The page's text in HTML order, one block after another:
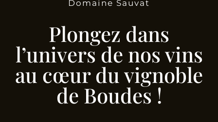
Domaine Sauvat
Plongez dans
l’univers de nos vins
au cœur du vignoble
de Boudes !